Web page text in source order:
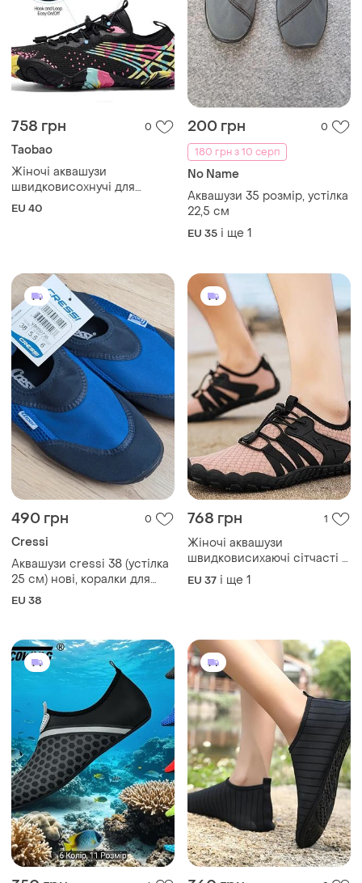
758 грн 0
Taobao
Жіночі аквашузи
швидковисохнучі для
водних видів спорту роз.40
EU 40
200 грн
0
180 грн з 10 серп
No Name
Аквашузи 35 розмір, устілка
22,5 см
EU 35 і ще 1
490 грн 0
Cressi
Аквашузи cressi 38 (устілка
25 см) нові, коралки для
моря
EU 38
768 грн 1
Жіночі аквашузи
швидковисихаючі сітчасті з
еластичною шнурівкоґ для
зручного регулювання колір
EU 37 і ще 1